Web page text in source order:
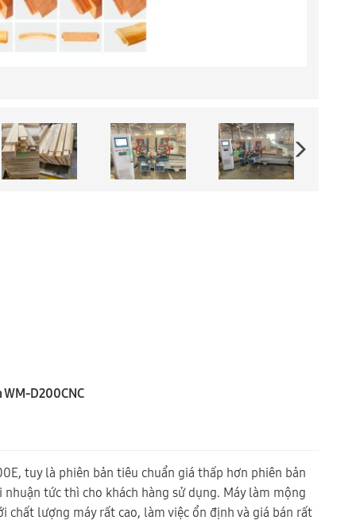
D200CNC
tuy là phiên bản tiêu chuẩn giá thấp hơn phiên bản
tức thì cho khách hàng sử dụng. Máy làm mộng
chất lượng máy rất cao, làm việc ổn định và giá bán rất